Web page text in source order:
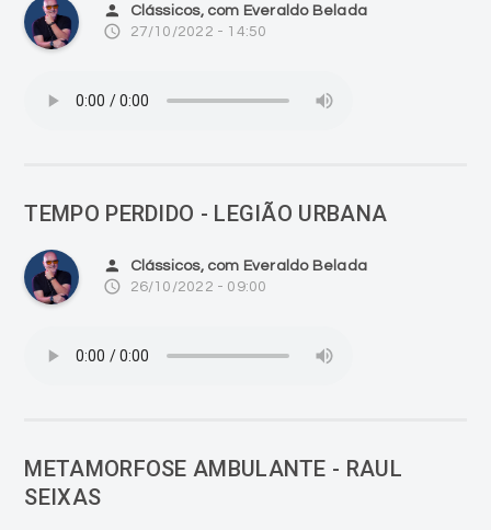
person Clássicos, com Everaldo Belada
access_time 27/10/2022 - 14:50
TEMPO PERDIDO - LEGIÃO URBANA
person Clássicos, com Everaldo Belada
access_time 26/10/2022 - 09:00
METAMORFOSE AMBULANTE - RAUL
SEIXAS